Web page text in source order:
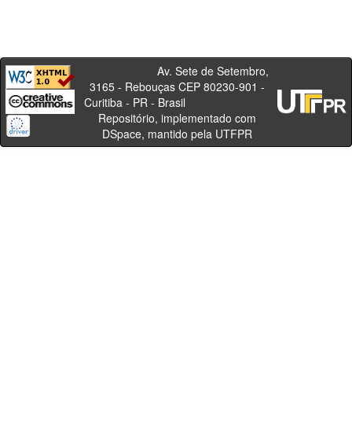
Av. Sete de Setembro,
3165 - Rebouças CEP 80230-901 -
Curitiba - PR - Brasil
Repositório, implementado com
DSpace, mantido pela UTFPR